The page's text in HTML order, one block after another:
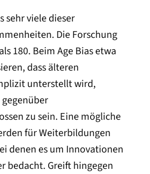
sehr viele dieser
Die Forschung
180. Beim Age Bias etwa
dass älteren
unterstellt wird,
zu sein. Eine mögliche
für Weiterbildungen
denen es um Innovationen
bedacht. Greift hingegen